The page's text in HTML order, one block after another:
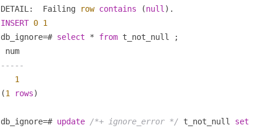
DETAIL:  Failing
row contains (null
INSERT 0 1
db_ignore=# select * from t_not_null ;
-----
1
(1 rows)
db_ignore=# update /*+ ignore_error */ t_not_null set